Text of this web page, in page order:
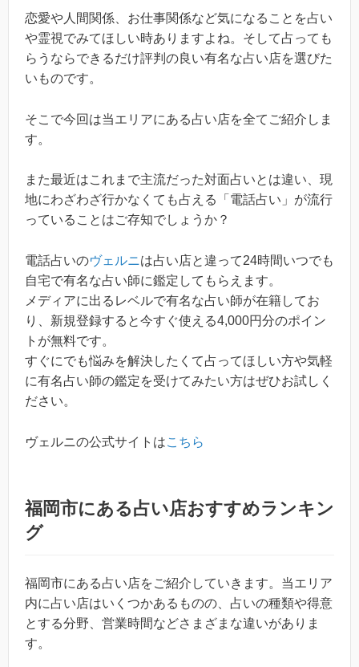
恋愛や人間関係、お仕事関係など気になることを占い
や霊視でみてほしい時ありますよね。そして占っても
らうならできるだけ評判の良い有名な占い店を選びた
いものです。
そこで今回は当エリアにある占い店を全てご紹介しま
す。
また最近はこれまで主流だった対面占いとは違い、現
地にわざわざ行かなくても占える「電話占い」が流行
っていることはご存知でしょうか？
電話占いのヴェルニは占い店と違って24時間いつでも
自宅で有名な占い師に鑑定してもらえます。
メディアに出るレベルで有名な占い師が在籍してお
り、新規登録すると今すぐ使える4,000円分のポイン
トが無料です。
すぐにでも悩みを解決したくて占ってほしい方や気軽
に有名占い師の鑑定を受けてみたい方はぜひお試しく
ださい。
ヴェルニの公式サイトはこちら
福岡市にある占い店おすすめランキン
グ
福岡市にある占い店をご紹介していきます。当エリア
内に占い店はいくつかあるものの、占いの種類や得意
とする分野、営業時間などさまざまな違いがありま
す。